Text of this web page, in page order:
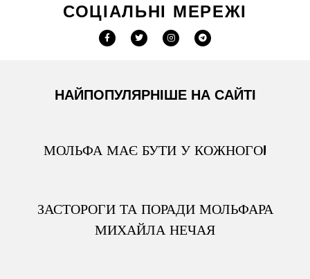
СОЦІАЛЬНІ МЕРЕЖІ
НАЙПОПУЛЯРНІШЕ НА САЙТІ
МОЛЬФА МАЄ БУТИ У КОЖНОГО!
ЗАСТОРОГИ ТА ПОРАДИ МОЛЬФАРА
МИХАЙЛА НЕЧАЯ